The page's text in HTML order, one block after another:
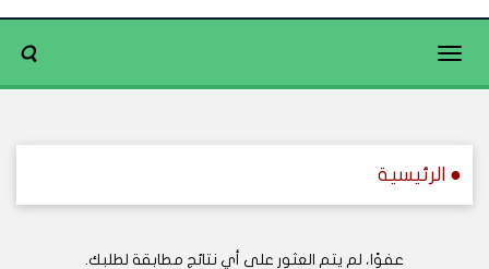
Toggle
● الرئيسية
عفوًا، لم يتم العثور على أي نتائج مطابقة لطلبك.